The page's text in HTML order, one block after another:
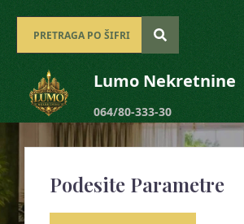
Lumo Nekretnine
064/80-333-30
Podesite Parametre